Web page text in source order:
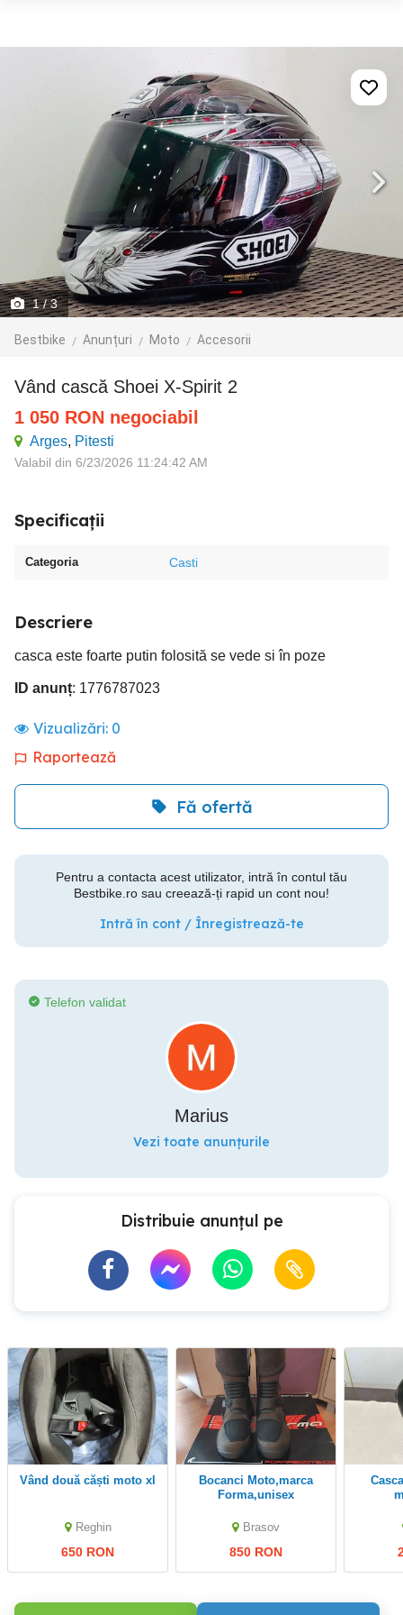
1/ 3
Bestbike Anunțuri Moto Accesorii
Vând cască Shoei X-Spirit 2
1 050 RON negociabil
Arges, Pitesti
Valabil din 6/23/2026 11:24:42 AM
Specificații
Categoria Casti
Descriere
casca este foarte putin folosită se vede si în poze
ID anunț: 1776787023
Vizualizări: 0
Raportează
Fă ofertă
Pentru a contacta acest utilizator, intră în contul tău
Bestbike.ro sau creează-ți rapid un cont nou!
Intră în cont / Înregistrează-te
Telefon validat
Marius
Vezi toate anunțurile
Distribuie anunțul pe
vând două căști moto xl
Reghin
650 RON
Bocanci Moto,marca
Forma,unisex
Brasov
850 RON
Casca IXS full face,